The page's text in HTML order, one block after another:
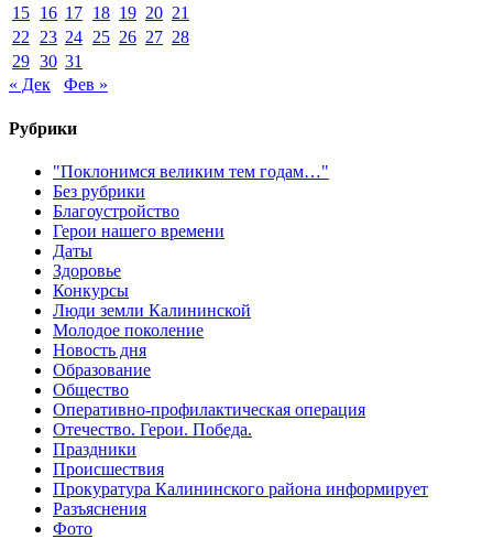
15 16 17 18 19 20 21
22
23 24 25 26 27 28
29 30 31
« Дек
Фев »
Рубрики
"Поклонимся великим тем годам…"
Без рубрики
Благоустройство
Герои нашего времени
Даты
Здоровье
Конкурсы
Люди земли Калининской
Молодое поколение
Новость дня
Образование
Общество
Оперативно-профилактическая операция
Отечество. Герои. Победа.
Праздники
Происшествия
Прокуратура Калининского района информирует
Разъяснения
Фото